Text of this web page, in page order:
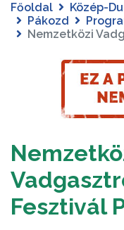
Főoldal Közép-
Pákozd
Nemzetközi
Fesztivál